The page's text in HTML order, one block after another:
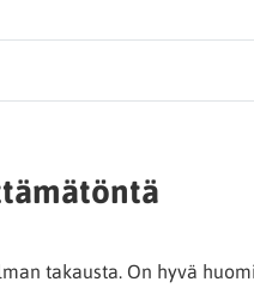
takausta. On hyvä